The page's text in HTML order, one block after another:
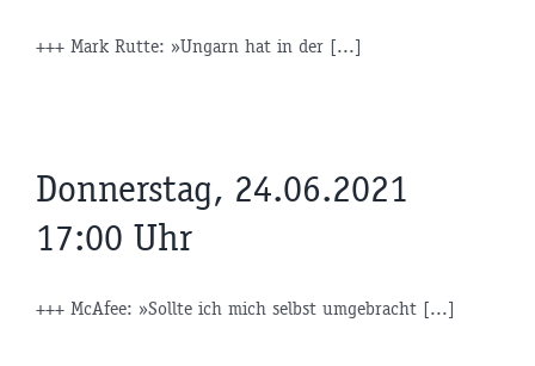
+++ Mark Rutte: »Ungarn hat in der [...]
Donnerstag, 24.06.2021
17:00 Uhr
+++ McAfee: »Sollte ich mich selbst umgebracht [...]